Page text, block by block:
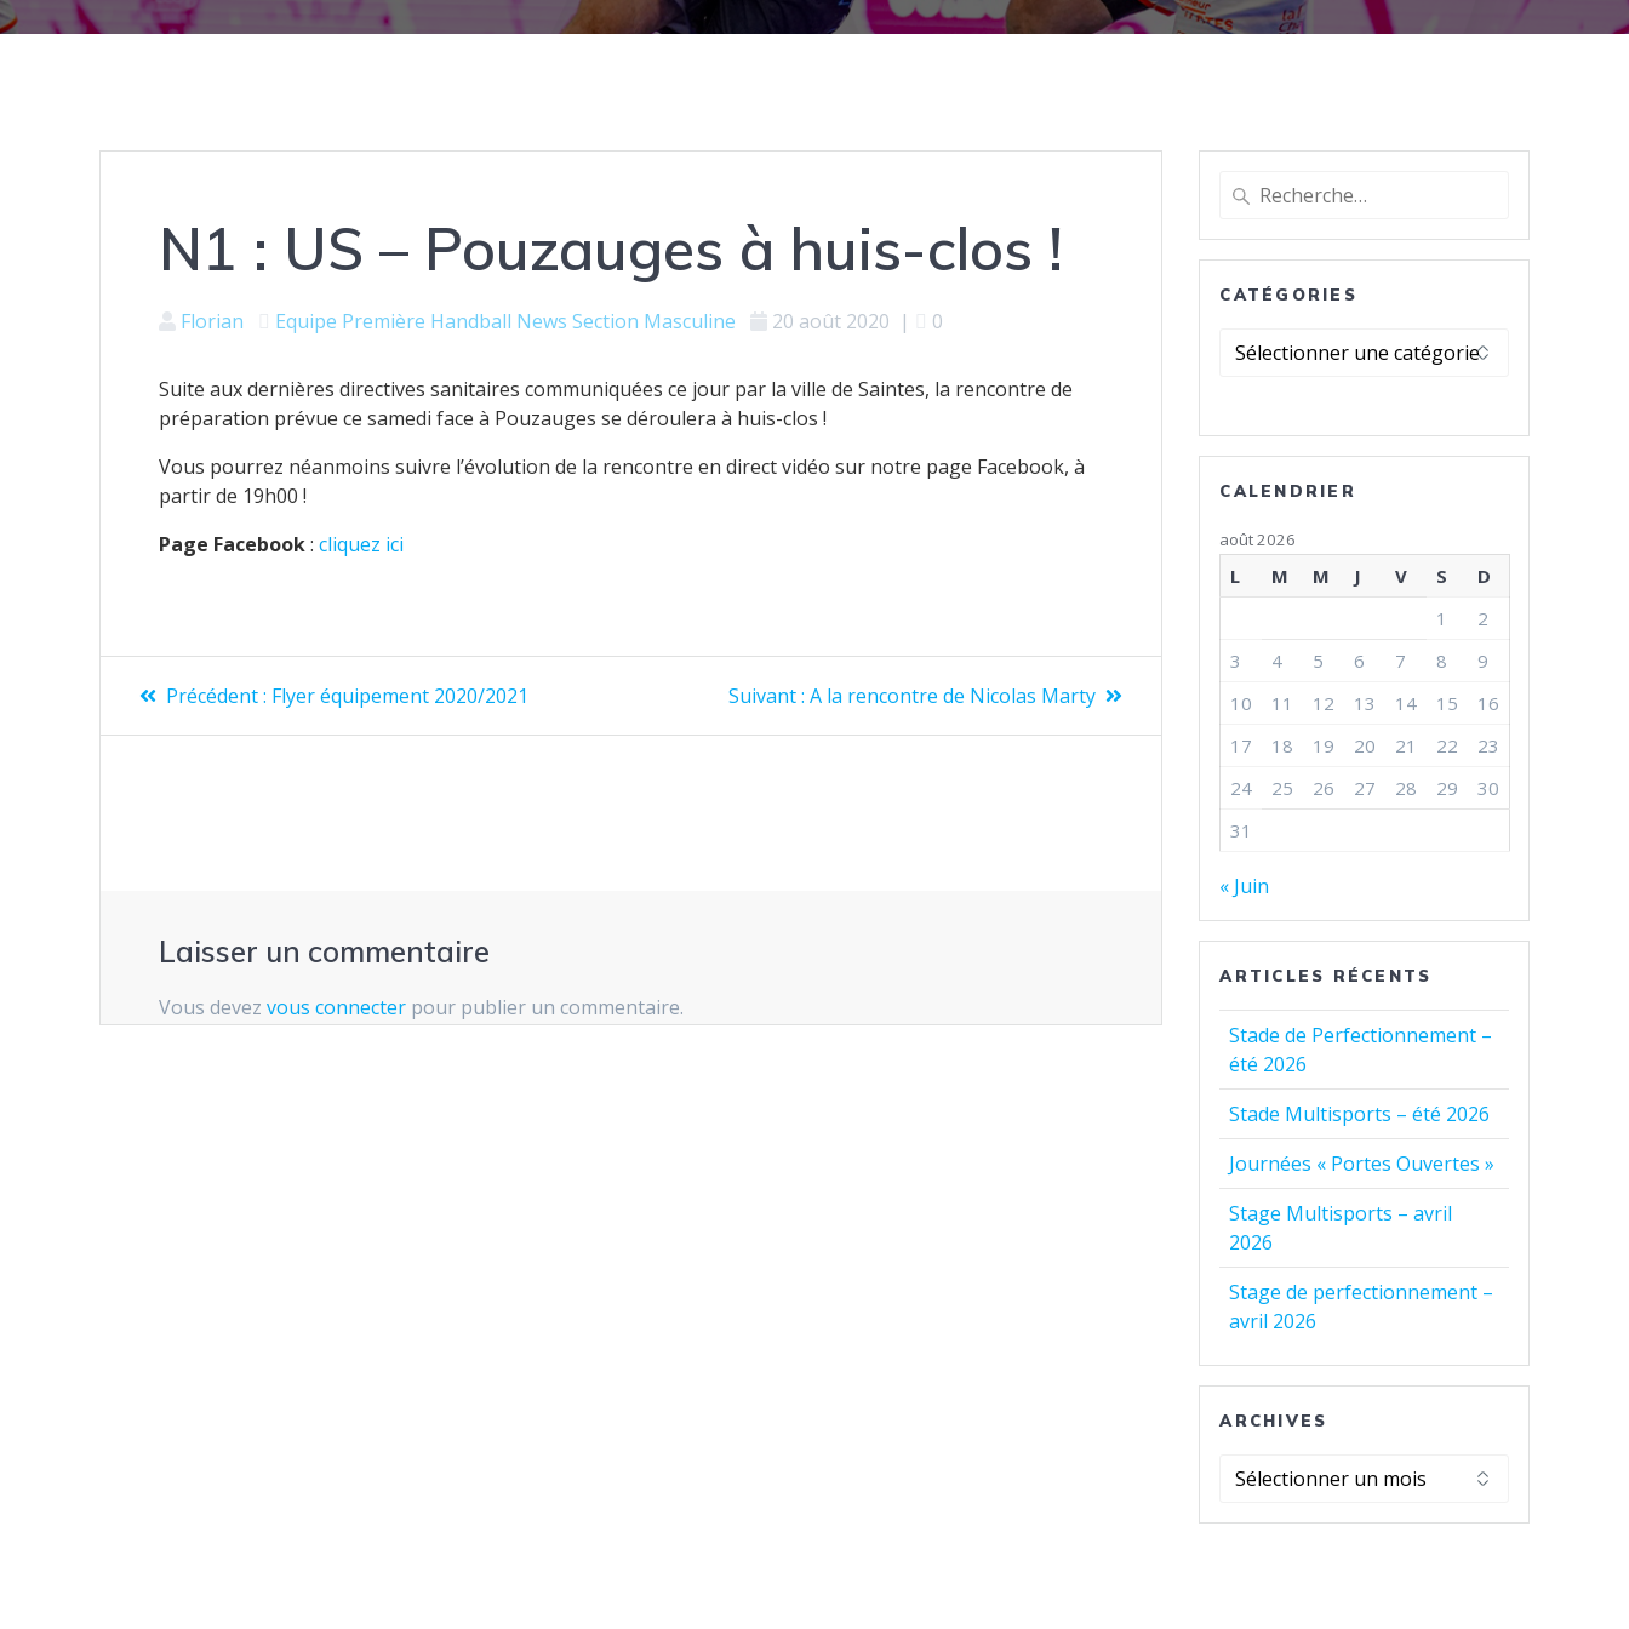
N1 : US – Pouzauges à huis-clos !
Florian Equipe Première Handball News Section Masculine 20 août 2020 | 0
Suite aux dernières directives sanitaires communiquées ce jour par la ville de Saintes, la rencontre de
préparation prévue ce samedi face à Pouzauges se déroulera à huis-clos !
Vous pourrez néanmoins suivre l’évolution de la rencontre en direct vidéo sur notre page Facebook, à
partir de 19h00 !
Page Facebook:cliquez ici
Navigation
de
Précédent : Article
Flyer équipement 2020/2021 Suivant : Article
A la rencontre de Nicolas Marty
Laisser un commentaire
Vous devezvous connecter pour publier un commentaire.
Recherche
:
CATÉGORIES
Catégories
CALENDRIER
août 2026
L M M J V S
D
1
2
3
4 5 6 7 8
9
10
11 12 13 14 15
16
17
18 19 20 21 22
23
24
25 26 27 28 29
30
31
« Juin
ARTICLES RÉCENTS
Stade de Perfectionnement –
été 2026
Stade Multisports – été 2026
Journées « Portes Ouvertes »
Stage Multisports – avril
2026
Stage de perfectionnement –
avril 2026
ARCHIVES
Archives